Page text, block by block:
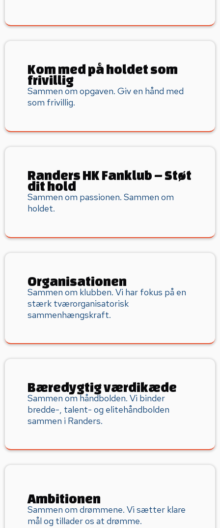
Kom med på holdet som
frivillig
Sammen om opgaven. Giv en hånd med
som frivillig.
Randers HK Fanklub – Støt
dit hold
Sammen om passionen. Sammen om
holdet.
Organisationen
Sammen om klubben. Vi har fokus på en
stærk tværorganisatorisk
sammenhængskraft.
Bæredygtig værdikæde
Sammen om håndbolden. Vi binder
bredde-, talent- og elitehåndbolden
sammen i Randers.
Ambitionen
Sammen om drømmene. Vi sætter klare
mål og tillader os at drømme.